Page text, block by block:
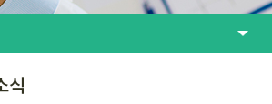
식